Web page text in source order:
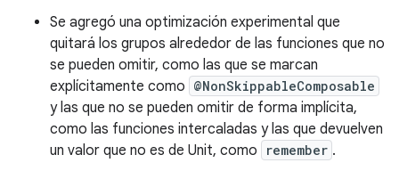
Se agregó una optimización experimental que
quitará los grupos alrededor de las funciones que no
se pueden omitir, como las que se marcan
explícitamente como @NonSkippableComposable
y las que no se pueden omitir de forma implícita,
como las funciones intercaladas y las que devuelven
un valor que no es de Unit, como
remember .